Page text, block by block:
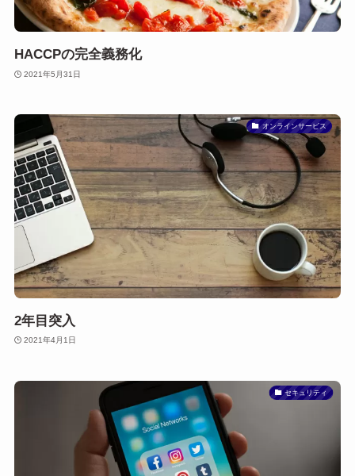
HACCPの完全義務化
2021年5月31日
オンラインサービス
2年目突入
2021年4月1日
セキュリティ